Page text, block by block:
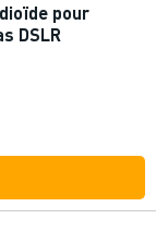
pour
DSLR